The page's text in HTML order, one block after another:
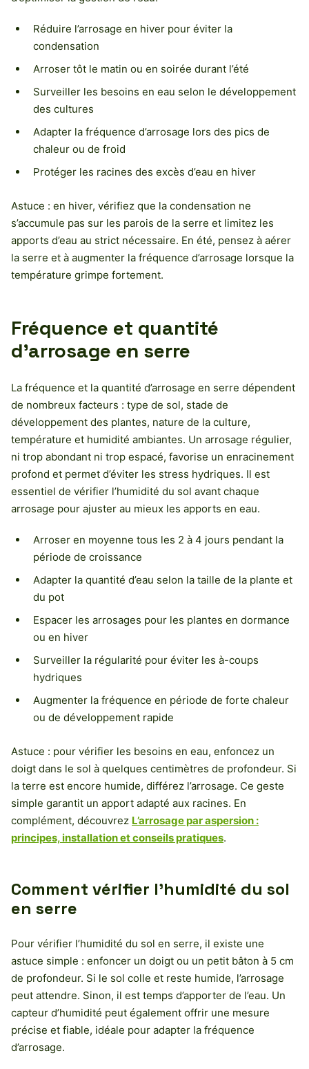
Réduire l’arrosage en hiver pour éviter la
condensation
Arroser tôt le matin ou en soirée durant l’été
Surveiller les besoins en eau selon le développement
des cultures
Adapter la fréquence d’arrosage lors des pics de
chaleur ou de froid
Protéger les racines des excès d’eau en hiver
Astuce : en hiver, vérifiez que la condensation ne
s’accumule pas sur les parois de la serre et limitez les
apports d’eau au strict nécessaire. En été, pensez à aérer
la serre et à augmenter la fréquence d’arrosage lorsque la
température grimpe fortement.
Fréquence et quantité
d’arrosage en serre
La fréquence et la quantité d’arrosage en serre dépendent
de nombreux facteurs : type de sol, stade de
développement des plantes, nature de la culture,
température et humidité ambiantes. Un arrosage régulier,
ni trop abondant ni trop espacé, favorise un enracinement
profond et permet d’éviter les stress hydriques. Il est
essentiel de vérifier l’humidité du sol avant chaque
arrosage pour ajuster au mieux les apports en eau.
Arroser en moyenne tous les 2 à 4 jours pendant la
période de croissance
Adapter la quantité d’eau selon la taille de la plante et
du pot
Espacer les arrosages pour les plantes en dormance
ou en hiver
Surveiller la régularité pour éviter les à-coups
hydriques
Augmenter la fréquence en période de forte chaleur
ou de développement rapide
Astuce : pour vérifier les besoins en eau, enfoncez un
doigt dans le sol à quelques centimètres de profondeur. Si
la terre est encore humide, différez l’arrosage. Ce geste
simple garantit un apport adapté aux racines. En
complément, découvrez L’arrosage par aspersion :
principes, installation et conseils pratiques.
Comment vérifier l’humidité du sol
en serre
Pour vérifier l’humidité du sol en serre, il existe une
astuce simple : enfoncer un doigt ou un petit bâton à 5 cm
de profondeur. Si le sol colle et reste humide, l’arrosage
peut attendre. Sinon, il est temps d’apporter de l’eau. Un
capteur d’humidité peut également offrir une mesure
précise et fiable, idéale pour adapter la fréquence
d’arrosage.